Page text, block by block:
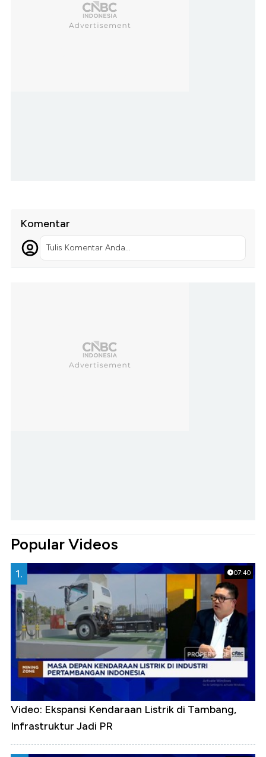
Komentar
Tulis Komentar Anda...
Popular Videos
07:40
1.
Video: Ekspansi Kendaraan Listrik di Tambang,
Infrastruktur Jadi PR